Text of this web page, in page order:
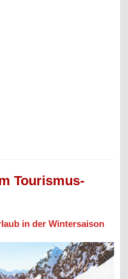
Tourismus-
in der Wintersaison